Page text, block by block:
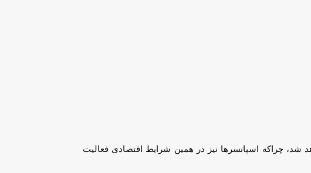
چراکه اسپانسرها نیز در همین شرایط اقتصادی فعالیت